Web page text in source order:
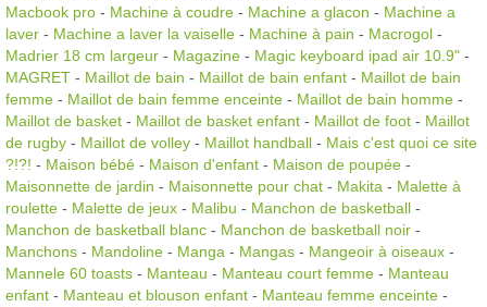
Macbook pro - Machine à coudre - Machine a glacon - Machine a
laver - Machine a laver la vaiselle - Machine à pain - Macrogol -
Madrier 18 cm largeur - Magazine - Magic keyboard ipad air 10.9" -
MAGRET - Maillot de bain - Maillot de bain enfant - Maillot de bain
femme - Maillot de bain femme enceinte - Maillot de bain homme -
Maillot de basket - Maillot de basket enfant - Maillot de foot - Maillot
de rugby - Maillot de volley - Maillot handball - Mais c'est quoi ce site
?!?! - Maison bébé - Maison d'enfant - Maison de poupée -
Maisonnette de jardin - Maisonnette pour chat - Makita - Malette à
roulette - Malette de jeux - Malibu - Manchon de basketball -
Manchon de basketball blanc - Manchon de basketball noir -
Manchons - Mandoline - Manga - Mangas - Mangeoir à oiseaux -
Mannele 60 toasts - Manteau - Manteau court femme - Manteau
enfant - Manteau et blouson enfant - Manteau femme enceinte -